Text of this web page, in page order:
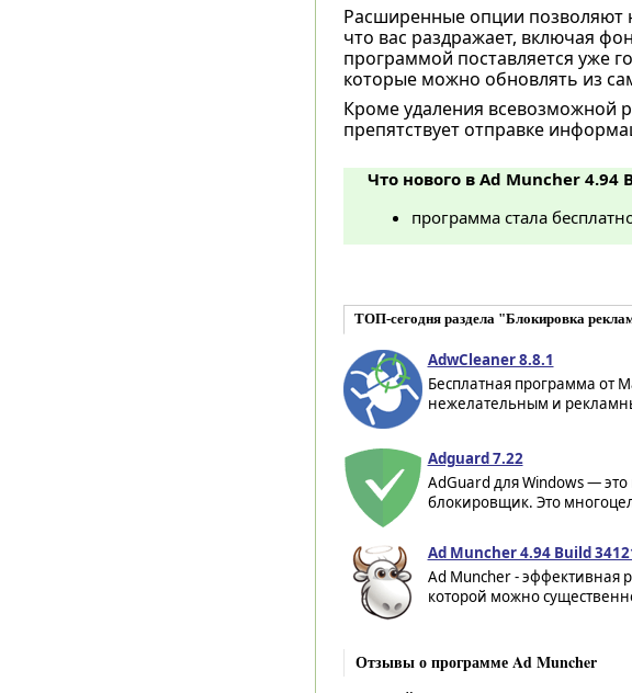
Расширенные опции позволяют
что вас раздражает, включая
программой поставляется уже
которые можно обновлять из
Кроме удаления всевозможной
препятствует отправке
Что нового в Ad Muncher 4.94
программа стала
ТОП-сегодня раздела "Блокировка
AdwCleaner 8.8.1
Бесплатная программа от
нежелательным и
Adguard 7.22
AdGuard для Windows —
блокировщик. Это
Ad Muncher 4.94 Build
Ad Muncher - эффективная
которой можно
Отзывы о программе Ad Muncher